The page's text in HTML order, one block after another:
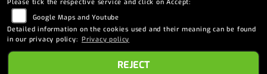
Please tick the respective service and click on Accept:
Google Maps and Youtube
Detailed information on the cookies used and their meaning can be found
in our privacy policy: Privacy policy
REJECT